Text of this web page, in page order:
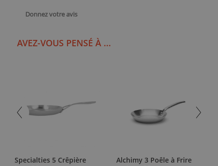
Donnez votre avis
AVEZ-VOUS PENSÉ À ...
Specialties 5 Crêpière
Alchimy 3 Poêle à Frire